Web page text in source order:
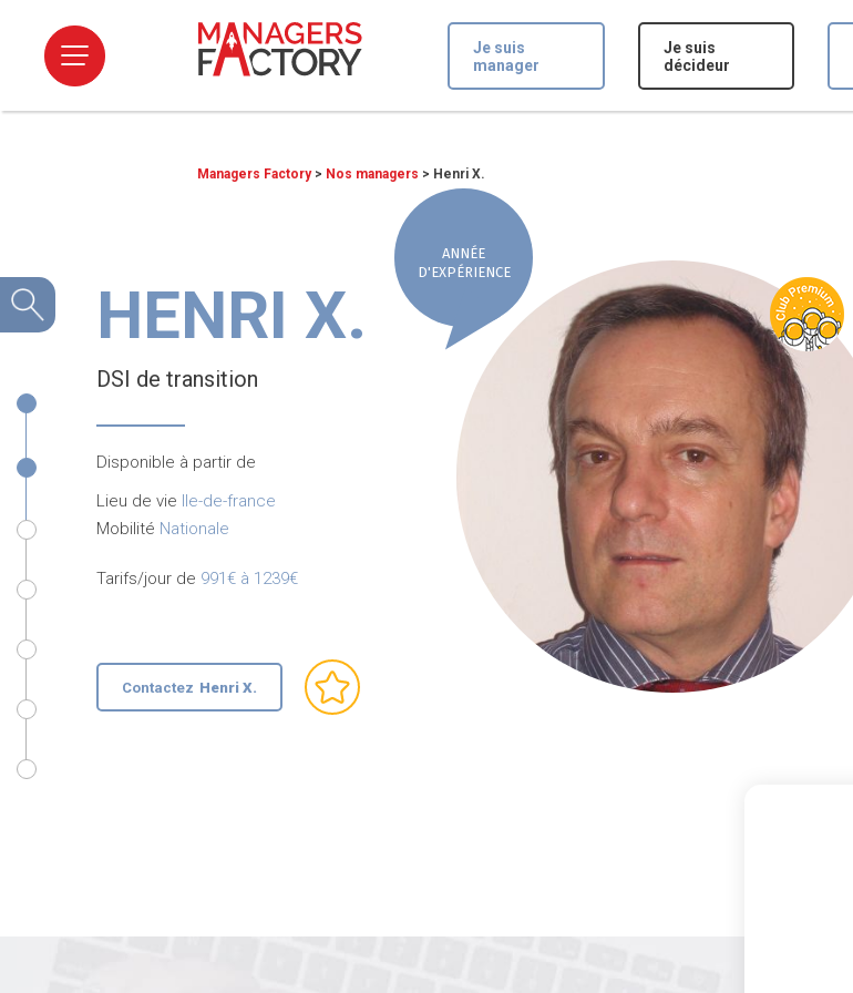
Je suis
manager
Je suis
décideur
Managers Factory > Nos managers > Henri X.
HENRI X.
ANNÉE
D'EXPÉRIENCE
DSI de transition
Disponible à partir de
Lieu de vie Ile-de-france
Mobilité Nationale
Tarifs/jour de 991€ à 1239€
Contactez Henri X.